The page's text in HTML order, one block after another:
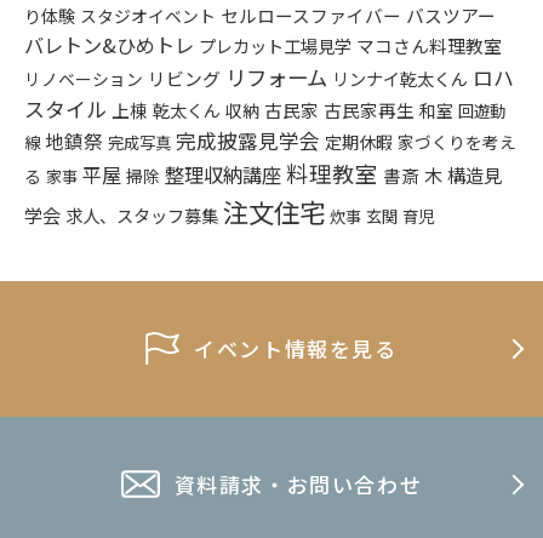
り体験 スタジオイベント セルロースファイバー バスツアー
バレトン&ひめトレ プレカット工場見学 マコさん料理教室
リノベーション リビング リフォーム リンナイ乾太くん ロハ
スタイル 上棟 乾太くん 収納 古民家 古民家再生 和室 回遊動
線 地鎮祭 完成写真 完成披露見学会 定期休暇 家づくりを考え
る 家事 平屋 掃除 整理収納講座料理教室 書斎 木構造見
学会 求人、スタッフ募集注文住宅 炊事 玄関 育児
イベント情報を見る
資料請求・お問い合わせ